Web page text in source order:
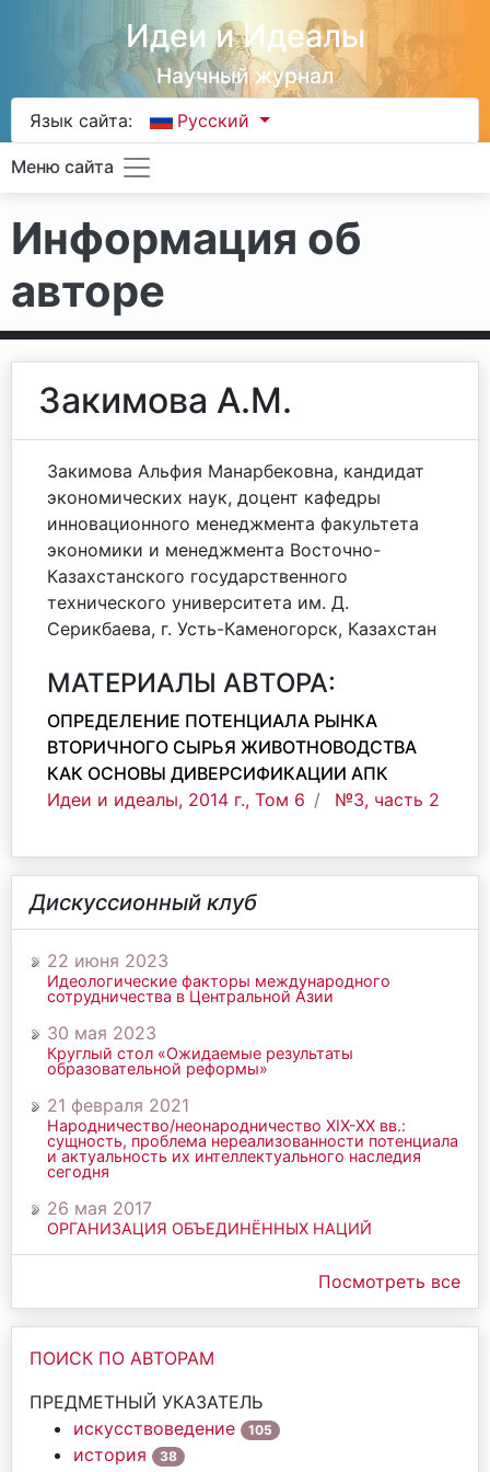
Идеи и Идеалы
Научный журнал
Язык сайта: Русский
Меню сайта
Информация об
авторе
Закимова А.М.
Закимова Альфия Манарбековна, кандидат
экономических наук, доцент кафедры
инновационного менеджмента факультета
экономики и менеджмента Восточно-
Казахстанского государственного
технического университета им. Д.
Серикбаева, г. Усть-Каменогорск, Казахстан
МАТЕРИАЛЫ АВТОРА:
ОПРЕДЕЛЕНИЕ ПОТЕНЦИАЛА РЫНКА
ВТОРИЧНОГО СЫРЬЯ ЖИВОТНОВОДСТВА
КАК ОСНОВЫ ДИВЕРСИФИКАЦИИ АПК
Идеи и идеалы, 2014 г., Том 6
№3, часть 2
Дискуссионный клуб
22 июня 2023
Идеологические факторы международного
сотрудничества в Центральной Азии
30 мая 2023
Круглый стол «Ожидаемые результаты
образовательной реформы»
21 февраля 2021
Народничество/неонародничество ХIХ-ХХ вв.:
сущность, проблема нереализованности потенциала
и актуальность их интеллектуального наследия
сегодня
26 мая 2017
ОРГАНИЗАЦИЯ ОБЪЕДИНЁННЫХ НАЦИЙ
Посмотреть все
ПОИСК ПО АВТОРАМ
ПРЕДМЕТНЫЙ УКАЗАТЕЛЬ
искусствоведение
105
история 38